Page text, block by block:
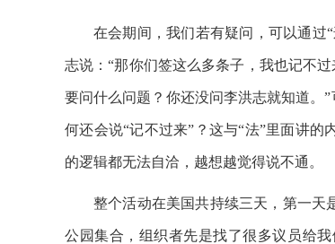
在会期间，我们若有疑问，可以通过
志说：“那你们签这么多条子，我也记不
要问什么问题？你还没问李洪志就知道。
何还会说“记不过来”？这与“法”里面讲
的逻辑都无法自洽，越想越觉得说不通。
整个活动在美国共持续三天，第一天
公园集合，组织者先是找了很多议员给